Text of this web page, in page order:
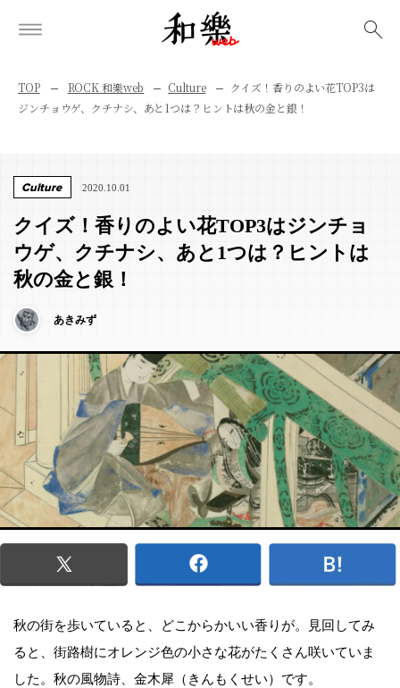
TOP ROCK 和樂web Culture
クイズ！香りのよい花TOP3は
ジンチョウゲ、クチナシ、あと1つは？ヒントは秋の金と銀！
Culture 2020.10.01
クイズ！香りのよい花TOP3はジンチョ
ウゲ、クチナシ、あと1つは？ヒントは
秋の金と銀！
あきみず
秋の街を歩いていると、どこからかいい香りが。見回してみ
ると、街路樹にオレンジ色の小さな花がたくさん咲いていま
した。秋の風物詩、金木犀（きんもくせい）です。